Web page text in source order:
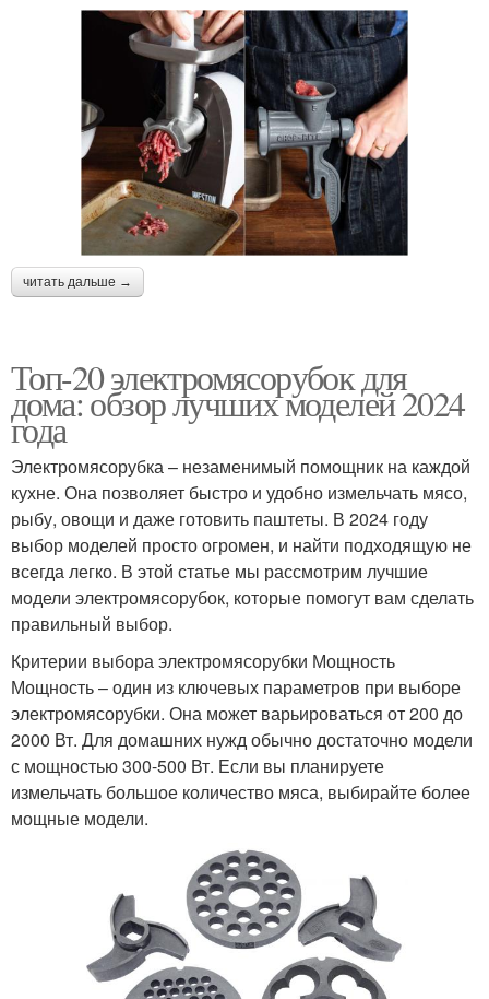
читать дальше →
Топ-20 электромясорубок для
дома: обзор лучших моделей 2024
года
Электромясорубка – незаменимый помощник на каждой
кухне. Она позволяет быстро и удобно измельчать мясо,
рыбу, овощи и даже готовить паштеты. В 2024 году
выбор моделей просто огромен, и найти подходящую не
всегда легко. В этой статье мы рассмотрим лучшие
модели электромясорубок, которые помогут вам сделать
правильный выбор.
Критерии выбора электромясорубки Мощность
Мощность – один из ключевых параметров при выборе
электромясорубки. Она может варьироваться от 200 до
2000 Вт. Для домашних нужд обычно достаточно модели
с мощностью 300-500 Вт. Если вы планируете
измельчать большое количество мяса, выбирайте более
мощные модели.